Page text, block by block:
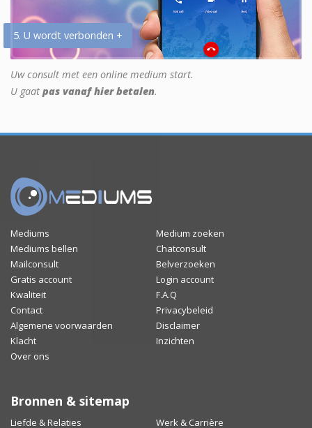
5. U wordt verbonden +
Uw consult met een online medium start.
U gaat pas vanaf hier betalen.
Mediums
Medium zoeken
Mediums bellen
Chatconsult
Mailconsult
Belverzoeken
Gratis account
Login account
Kwaliteit
F.A.Q
Contact
Privacybeleid
Algemene voorwaarden
Disclaimer
Klacht
Inzichten
Over ons
Bronnen & sitemap
Liefde & Relaties Werk & Carrière